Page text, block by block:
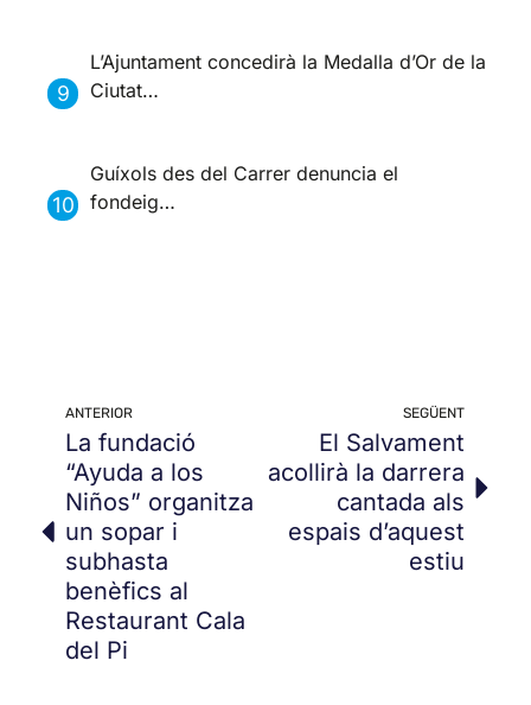
L’Ajuntament concedirà la Medalla d’Or de la
Ciutat…
Guíxols des del Carrer denuncia el
fondeig…
ANTERIOR
La fundació
“Ayuda a los
Niños” organitza
un sopar i
subhasta
benèfics al
Restaurant Cala
del Pi
SEGÜENT
El Salvament
acollirà la darrera
cantada als
espais d’aquest
estiu